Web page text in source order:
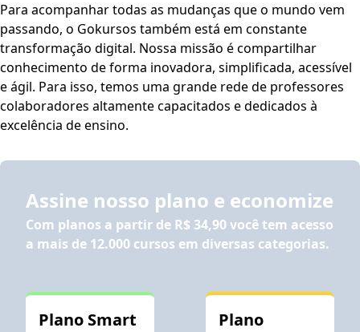
Para acompanhar todas as mudanças que o mundo vem
passando, o Gokursos também está em constante
transformação digital. Nossa missão é compartilhar
conhecimento de forma inovadora, simplificada, acessível
e ágil. Para isso, temos uma grande rede de professores
colaboradores altamente capacitados e dedicados à
excelência de ensino.
Assine nosso plano e economize
Com planos a partir de R$ 34,90você tem acesso
a mais de 12.000 cursos em diversas categorias.
Plano Smart
Plano